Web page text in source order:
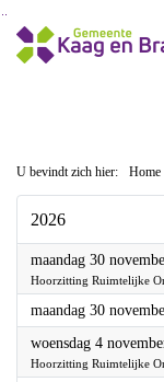
Ga naar de inhoud van
Ga naar het zoeken
Ga naar het menu
U bevindt zich hier:
2026
maandag 30
Hoorzitting Ruimtelijke
maandag 30
woensdag 4